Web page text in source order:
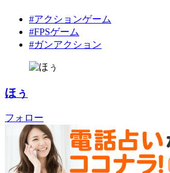
#アクションゲーム
#FPSゲーム
#ガンアクション
ほぅ
フォロー